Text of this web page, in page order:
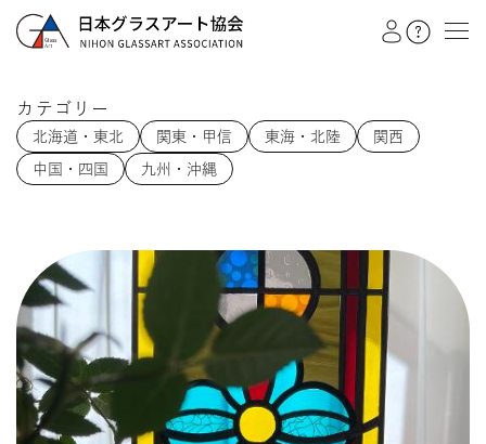
教室を探す
作品展
会員注文フォーム
カテゴリー
日本グラスアート協会
グラスアート
カテゴリー
北海道・東北 関東・甲信 東海・北陸 関西
中国・四国 九州・沖縄